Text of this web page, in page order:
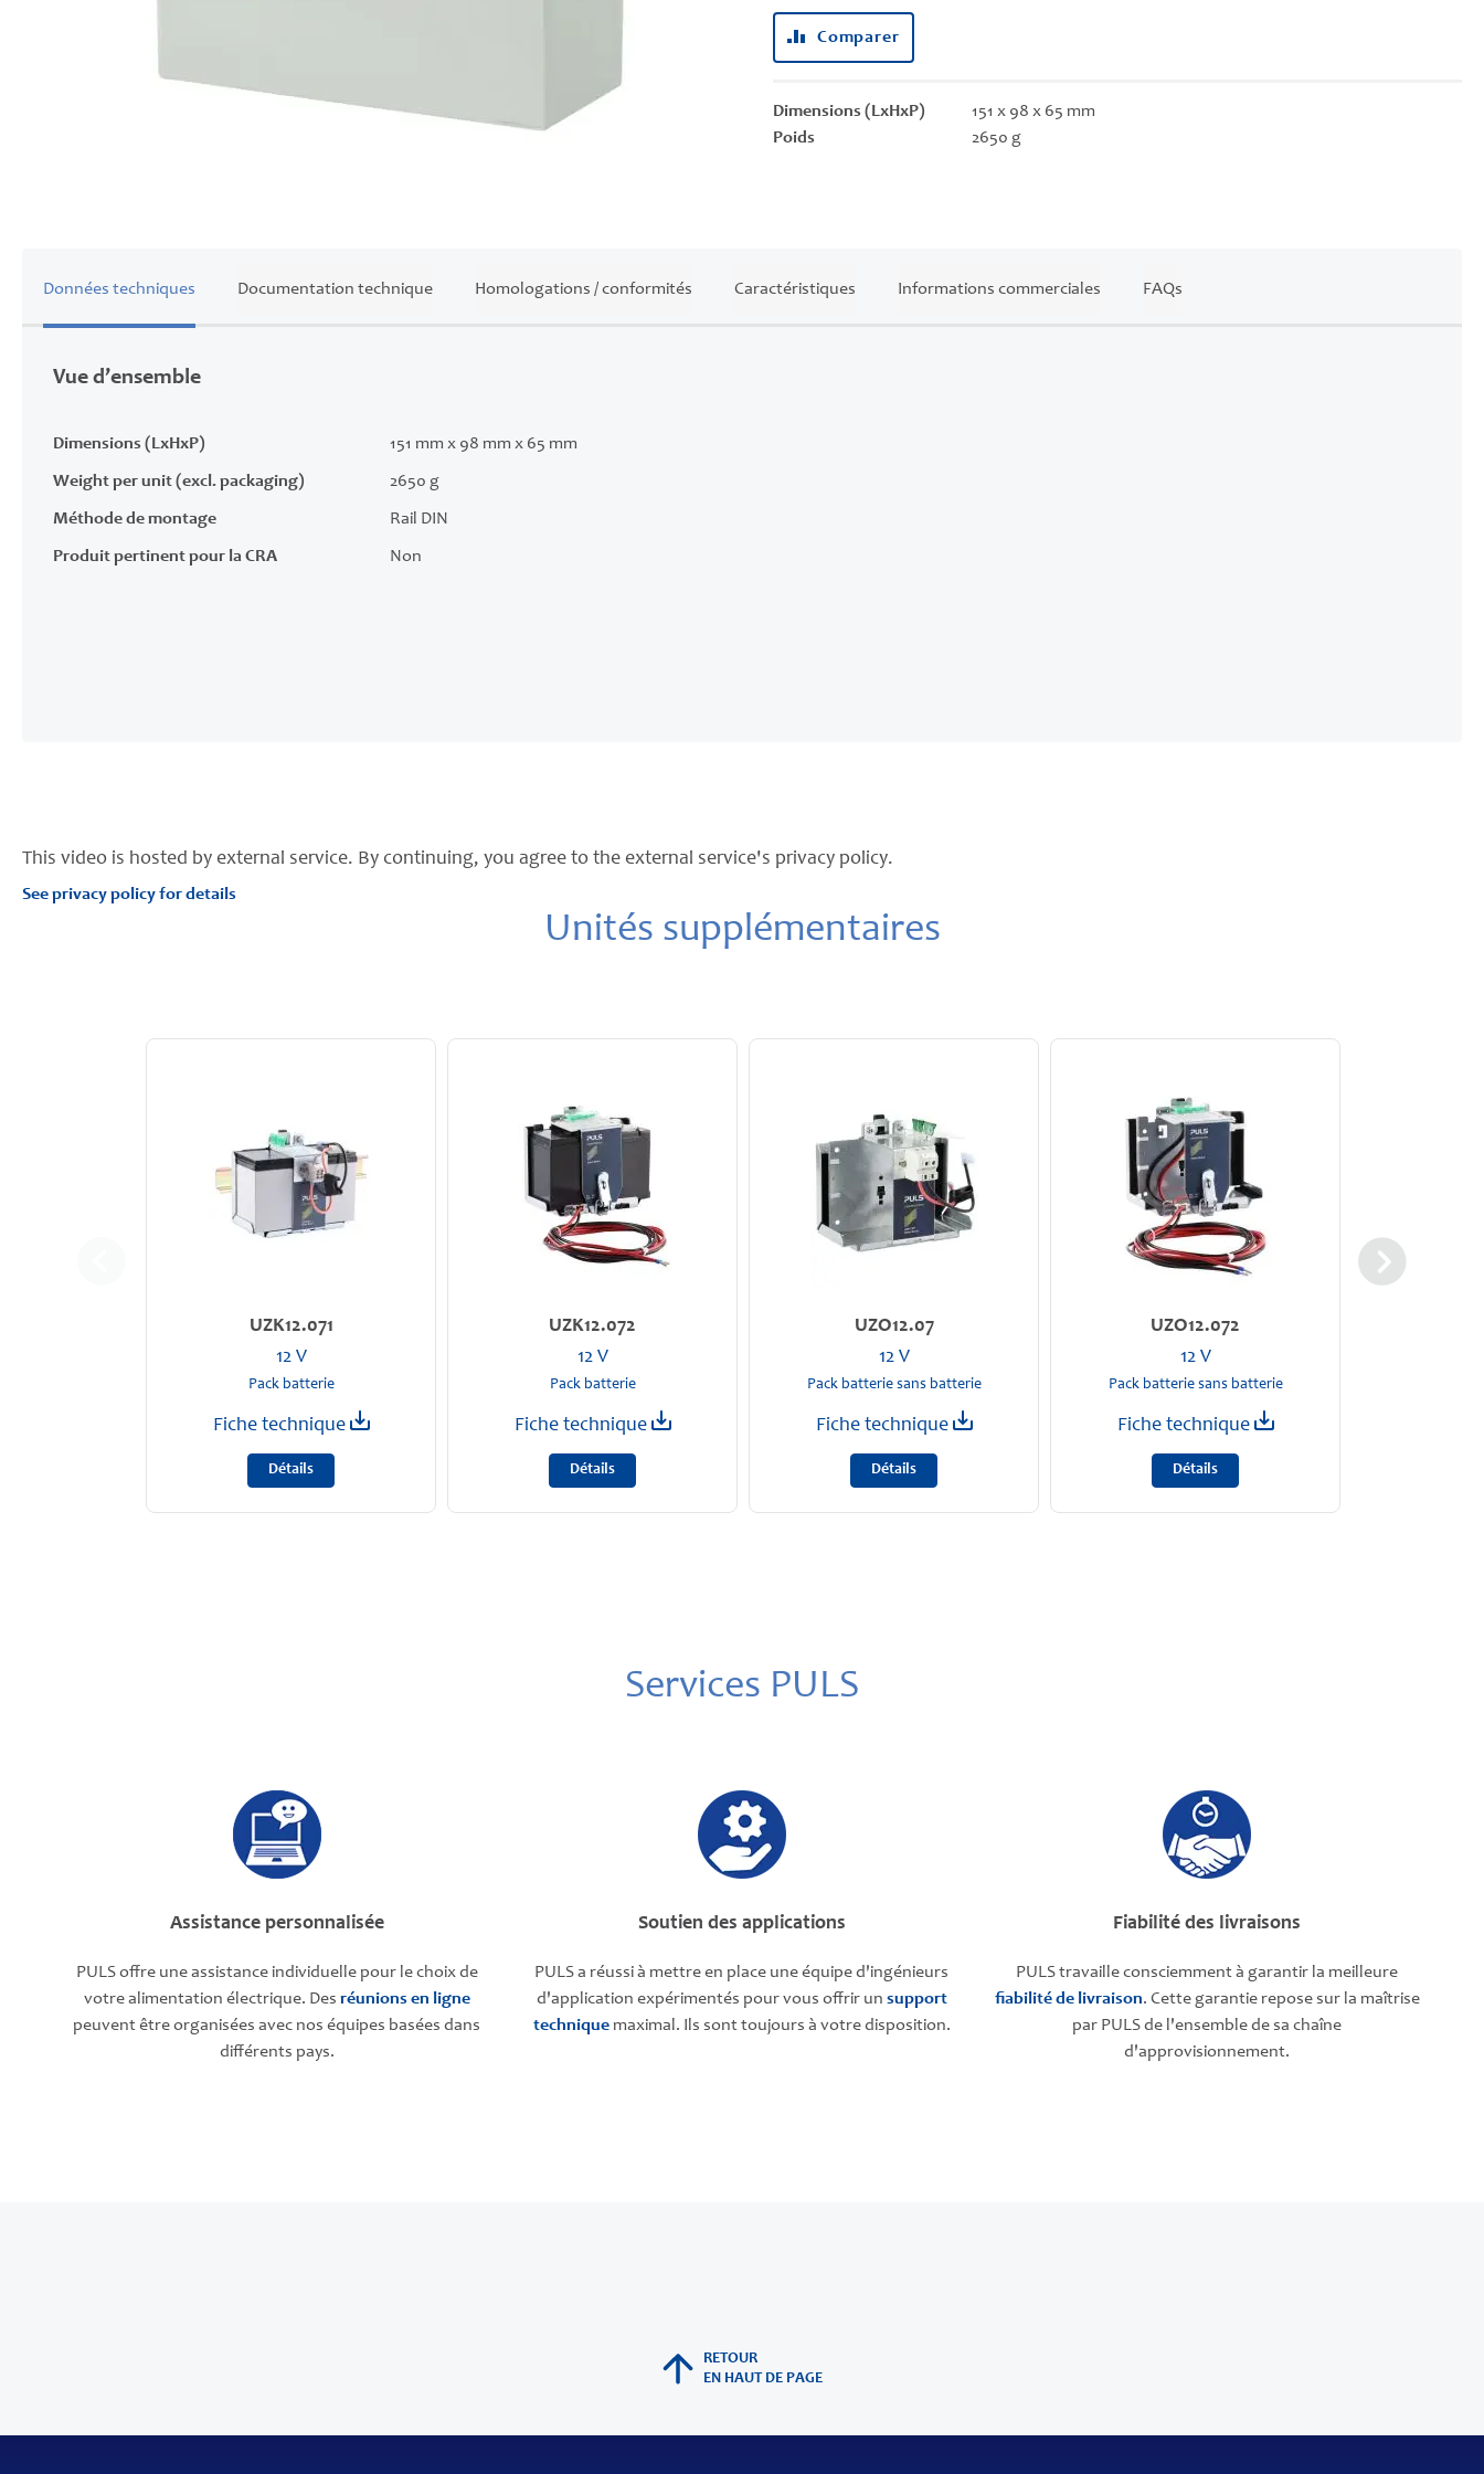
Comparer
Dimensions (LxHxP)
151 x 98 x 65 mm
Poids
2650 g
Données techniques
Vue d’ensemble
Dimensions (LxHxP) 151 mm x 98 mm x 65 mm
Weight per unit (excl. packaging) 2650 g
Méthode de montage Rail DIN
Produit pertinent pour la CRA Non
Documentation technique Homologations / conformités Caractéristiques Informations commerciales FAQs
This video is hosted by external service. By continuing, you agree to the external service's privacy policy.
See privacy policy for details
Unités supplémentaires
UZK12.071
12 V
Pack batterie
Fiche technique
Détails
UZK12.072
12 V
Pack batterie
Fiche technique
Détails
UZO12.07
12 V
Pack batterie sans batterie
Fiche technique
Détails
UZO12.072
12 V
Pack batterie sans batterie
Fiche technique
Détails
Services PULS
Assistance personnalisée
PULS offre une assistance individuelle pour le choix de
votre alimentation électrique. Des réunions en ligne
peuvent être organisées avec nos équipes basées dans
différents pays.
Soutien des applications
PULS a réussi à mettre en place une équipe d'ingénieurs
d'application expérimentés pour vous offrir un support
techniquemaximal. Ils sont toujours à votre disposition.
Fiabilité des livraisons
PULS travaille consciemment à garantir la meilleure
fiabilité de livraison. Cette garantie repose sur la maîtrise
par PULS de l'ensemble de sa chaîne
d'approvisionnement.
RETOUR
EN HAUT DE PAGE